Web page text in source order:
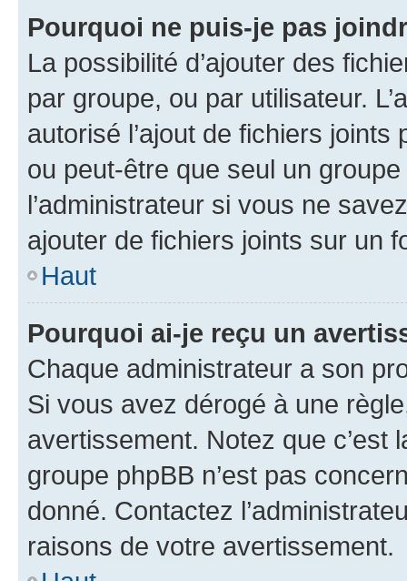
Pourquoi ne puis-je pas
La possibilité d’ajouter des
par groupe, ou par utilisateur.
autorisé l’ajout de fichiers
ou peut-être que seul un
l’administrateur si vous ne
ajouter de fichiers joints sur un
Haut
Pourquoi ai-je reçu un
Chaque administrateur a son
Si vous avez dérogé à une
avertissement. Notez que c’est
groupe phpBB n’est pas
donné. Contactez
raisons de votre avertissement.